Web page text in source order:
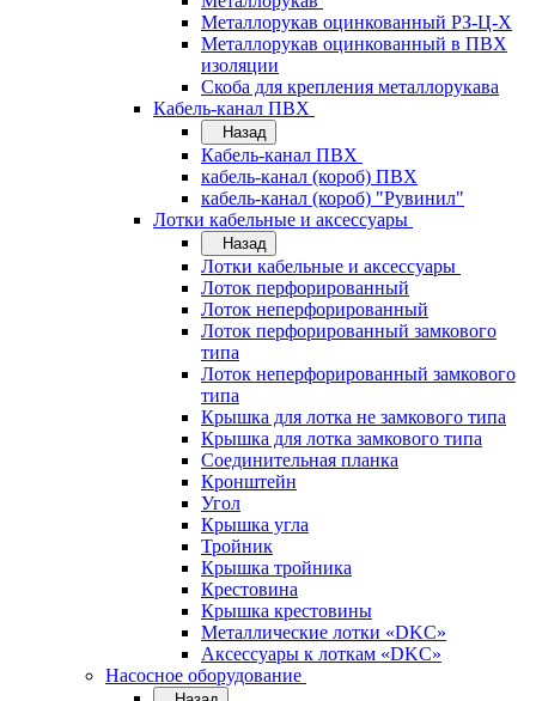
Металлорукав оцинкованный РЗ-Ц-Х
Металлорукав оцинкованный в ПВХ
изоляции
Скоба для крепления металлорукава
Кабель-канал ПВХ
Назад
Кабель-канал ПВХ
кабель-канал (короб) ПВХ
кабель-канал (короб) "Рувинил"
Лотки кабельные и аксессуары
Назад
Лотки кабельные и аксессуары
Лоток перфорированный
Лоток неперфорированный
Лоток перфорированный замкового
типа
Лоток неперфорированный замкового
типа
Крышка для лотка не замкового типа
Крышка для лотка замкового типа
Соединительная планка
Кронштейн
Угол
Крышка угла
Тройник
Крышка тройника
Крестовина
Крышка крестовины
Металлические лотки «DKC»
Аксессуары к лоткам «DKC»
Насосное оборудование